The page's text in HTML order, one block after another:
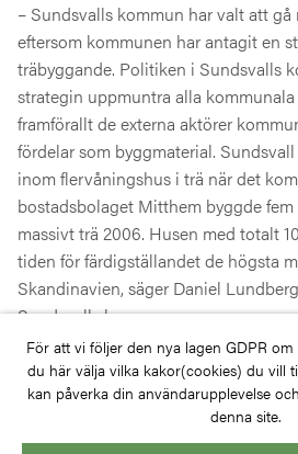
– Sundsvalls kommun har valt att gå
eftersom kommunen har antagit en
träbyggande. Politiken i Sundsvalls
strategin uppmuntra alla kommunala
framförallt de externa aktörer
fördelar som byggmaterial.
inom flervåningshus i trä när det
bostadsbolaget Mitthem byggde
massivt trä 2006. Husen med totalt
tiden för färdigställandet de högsta
Skandinavien, säger Daniel
Sundsvalls kommun.
För att vi följer den nya lagen GDPR
du här välja vilka kakor(cookies) du vill
kan påverka din användarupplevelse
denna site.